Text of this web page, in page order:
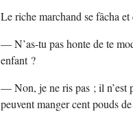
Le riche marchand se fâcha
— N’as-tu pas honte de te
enfant ?
— Non, je ne ris pas ; il n’est
peuvent manger cent pouds